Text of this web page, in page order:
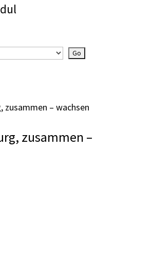
zusammen –